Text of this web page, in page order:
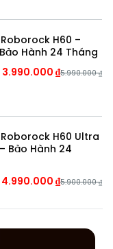
H60 –
Hàng Chính Hãng – Bảo Hành 24 Tháng
5.990.000₫
3.990.000 ₫
H60 Ultra
Hành 24
5.900.000₫
4.990.000 ₫